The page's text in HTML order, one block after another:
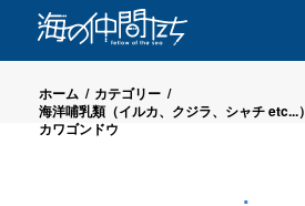
ホーム / カテゴリー /
海洋哺乳類（イルカ、クジラ、シャチ etc...）
カワゴンドウ